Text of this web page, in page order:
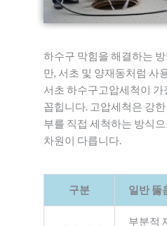
하수구 막힘을 해결하는
만, 서초 및 양재동처럼 사
서초 하수구고압세척이
꼽힙니다. 고압세척은 강
부를 직접 세척하는 방식
차원이 다릅니다.
구분 일반 뚫
부분적